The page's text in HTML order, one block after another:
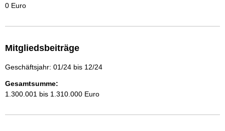
0 Euro
Mitgliedsbeiträge
Geschäftsjahr: 01/24 bis 12/24
Gesamtsumme:
1.300.001 bis 1.310.000 Euro